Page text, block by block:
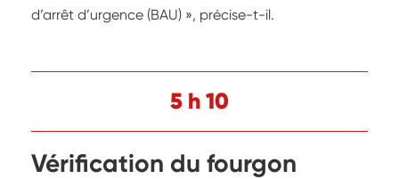
d’arrêt d’urgence (BAU) », précise-t-il.
5 h 10
Vérification du fourgon